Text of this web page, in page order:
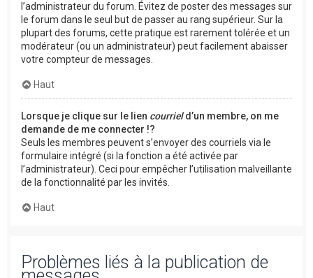
l’administrateur du forum. Évitez de poster des messages sur
le forum dans le seul but de passer au rang supérieur. Sur la
plupart des forums, cette pratique est rarement tolérée et un
modérateur (ou un administrateur) peut facilement abaisser
votre compteur de messages.
Haut
Lorsque je clique sur le lien courrield’un membre, on me
demande de me connecter !?
Seuls les membres peuvent s’envoyer des courriels via le
formulaire intégré (si la fonction a été activée par
l’administrateur). Ceci pour empêcher l’utilisation malveillante
de la fonctionnalité par les invités.
Haut
Problèmes liés à la publication de